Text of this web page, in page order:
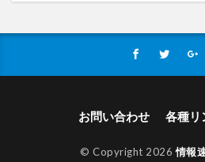
お問い合わせ 各種リ
© Copyright 2026情報